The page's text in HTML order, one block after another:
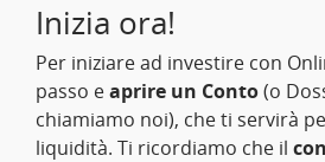
Inizia ora!
Per iniziare ad investire con
passo eaprire un Conto(o
chiamiamo noi), che ti servirà
liquidità. Ti ricordiamo che il